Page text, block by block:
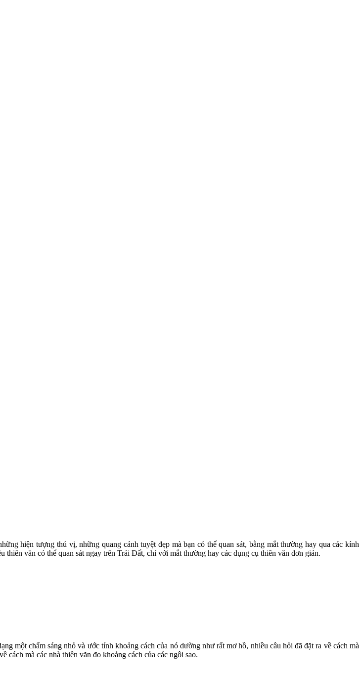
hiện tượng thú vị, những quang cảnh tuyệt đẹp mà bạn có thể quan sát, bằng mắt thường hay qua các kính
văn có thể quan sát ngay trên Trái Đất, chỉ với mắt thường hay các dụng cụ thiên văn đơn giản.
một chấm sáng nhỏ và ước tính khoảng cách của nó dường như rất mơ hồ, nhiều câu hỏi đã đặt ra về cách mà
mà các nhà thiên văn đo khoảng cách của các ngôi sao.